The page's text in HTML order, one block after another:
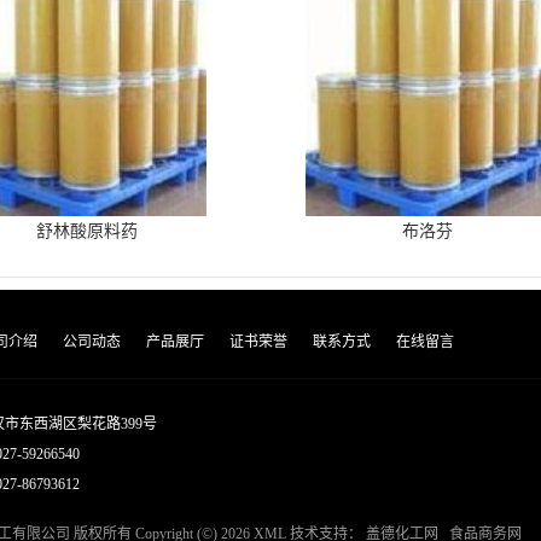
舒林酸原料药 布洛芬
介绍 公司动态 产品展厅 证书荣誉 联系方式 在线留言
市东西湖区梨花路399号
59266540
86793612
有限公司 版权所有 Copyright (©) 2026 XML 技术支持： 盖德化工网 食品商务网